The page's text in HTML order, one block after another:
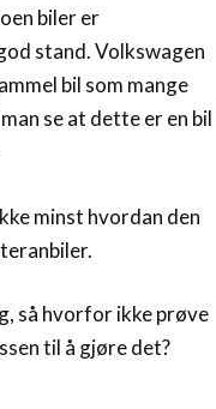
biler er
stand. Volkswagen
bil som mange
se at dette er en bil
minst hvordan den
så hvorfor ikke prøve
til å gjøre det?